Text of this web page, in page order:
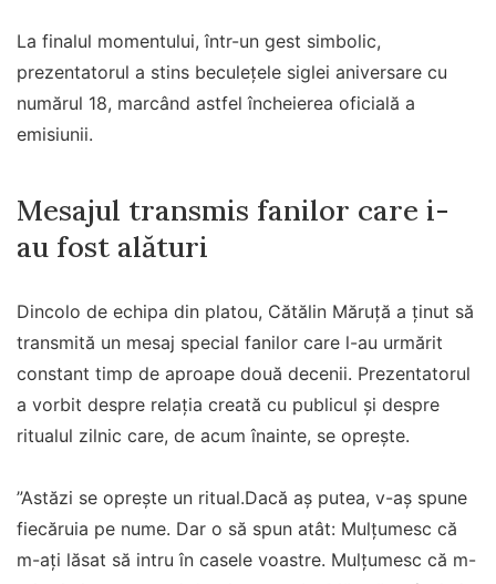
La finalul momentului, într-un gest simbolic,
prezentatorul a stins beculețele siglei aniversare cu
numărul 18, marcând astfel încheierea oficială a
emisiunii.
Mesajul transmis fanilor care i-
au fost alături
Dincolo de echipa din platou, Cătălin Măruță a ținut să
transmită un mesaj special fanilor care l-au urmărit
constant timp de aproape două decenii. Prezentatorul
a vorbit despre relația creată cu publicul și despre
ritualul zilnic care, de acum înainte, se oprește.
”Astăzi se oprește un ritual.Dacă aș putea, v-aș spune
fiecăruia pe nume. Dar o să spun atât: Mulțumesc că
m-ați lăsat să intru în casele voastre. Mulțumesc că m-